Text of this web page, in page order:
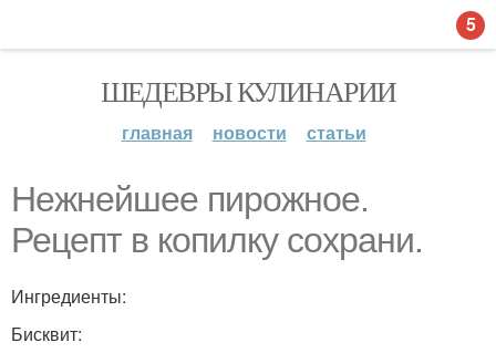
ШЕДЕВРЫ КУЛИНАРИИ
главная новости статьи
Нежнейшее пирожное.
Рецепт в копилку сохрани.
Ингредиенты:
Бисквит:
5